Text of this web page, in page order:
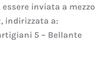
inviata a mezzo
indirizzata a:
5 – Bellante